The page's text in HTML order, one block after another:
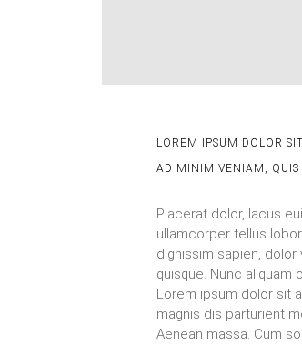
LOREM IPSUM DOLOR
AD MINIM VENIAM, QUIS
Placerat dolor, lacus
ullamcorper tellus
dignissim sapien,
quisque. Nunc
Lorem ipsum dolor sit
magnis dis parturient
Aenean massa. Cum